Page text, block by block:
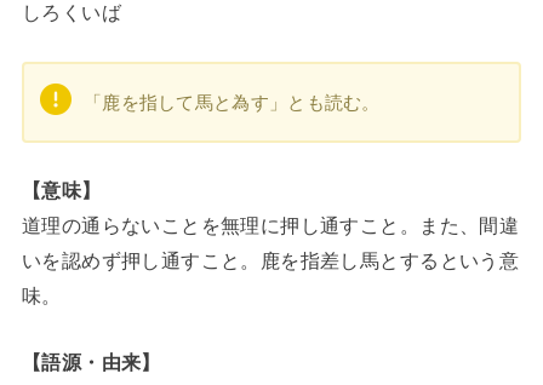
しろくいば
「鹿を指して馬と為す」とも読む。
【意味】
道理の通らないことを無理に押し通すこと。また、間違
いを認めず押し通すこと。鹿を指差し馬とするという意
味。
【語源・由来】